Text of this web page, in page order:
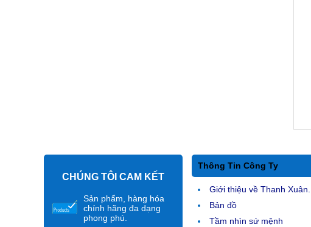
CHÚNG TÔI CAM KẾT
Sản phẩm, hàng hóa
chính hãng đa dạng
phong phú.
Thông Tin Công Ty
Giới thiệu về Thanh Xuân...
Bản đồ
Tầm nhìn sứ mệnh